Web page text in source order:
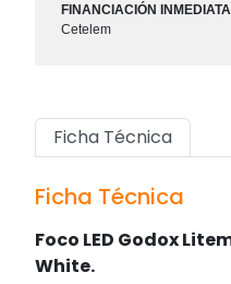
FINANCIACIÓN INMEDIATA
Cetelem
Ficha Técnica
Ficha Técnica
Foco LED Godox
White.